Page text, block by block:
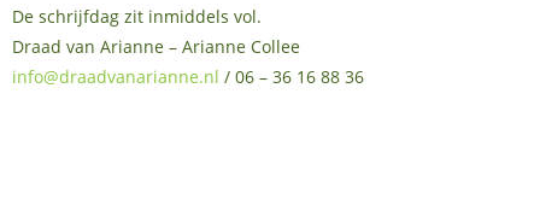
De schrijfdag zit inmiddels vol.
Draad van Arianne – Arianne Collee
info@draadvanarianne.nl / 06 – 36 16 88 36